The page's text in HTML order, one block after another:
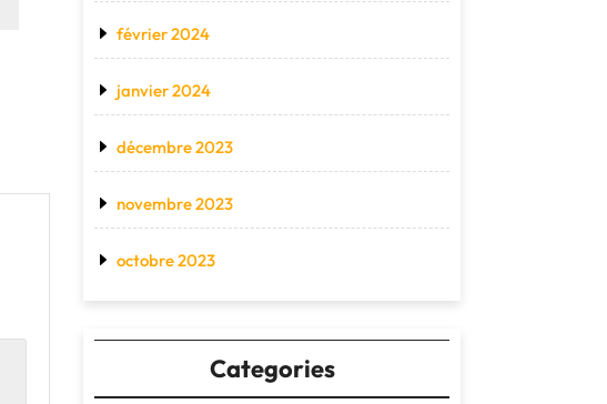
février 2024
janvier 2024
décembre 2023
novembre 2023
octobre 2023
Categories